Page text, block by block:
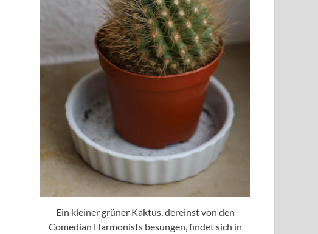
Ein kleiner grüner Kaktus, dereinst von den
Comedian Harmonists besungen, findet sich in